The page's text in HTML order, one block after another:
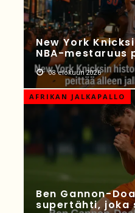
New York
NBA-
08 elokuun 2026
AFRIKAN JALKAPALLO
Ben Gannon-
supertähti,